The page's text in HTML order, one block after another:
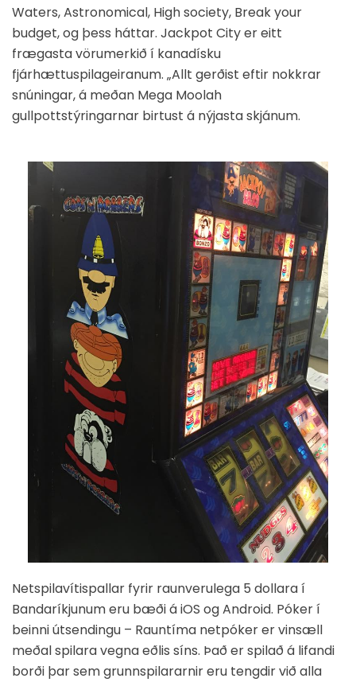
Waters, Astronomical, High society, Break your
budget, og þess háttar. Jackpot City er eitt
frægasta vörumerkið í kanadísku
fjárhættuspilageiranum. „Allt gerðist eftir nokkrar
snúningar, á meðan Mega Moolah
gullpottstýringarnar birtust á nýjasta skjánum.
Netspilavítispallar fyrir raunverulega 5 dollara í
Bandaríkjunum eru bæði á iOS og Android. Póker í
beinni útsendingu – Rauntíma netpóker er vinsæll
meðal spilara vegna eðlis síns. Það er spilað á lifandi
borði þar sem grunnspilararnir eru tengdir við alla